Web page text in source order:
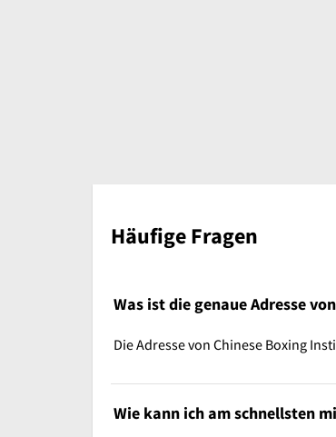
Häufige Fragen
Was ist die genaue Adresse
Die Adresse von Chinese Boxing
Wie kann ich am schnellsten